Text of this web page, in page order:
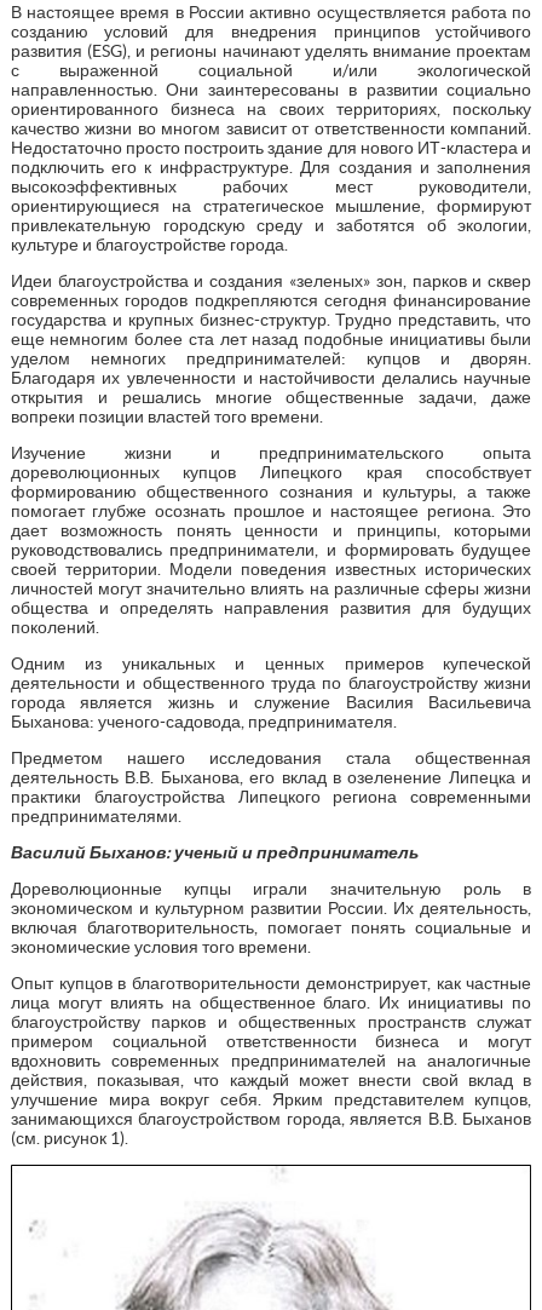
В настоящее время в России активно осуществляется работа по
созданию условий для внедрения принципов устойчивого
развития (ESG), и регионы начинают уделять внимание проектам
с выраженной социальной и/или экологической
направленностью. Они заинтересованы в развитии социально
ориентированного бизнеса на своих территориях, поскольку
качество жизни во многом зависит от ответственности компаний.
Недостаточно просто построить здание для нового ИТ-кластера и
подключить его к инфраструктуре. Для создания и заполнения
высокоэффективных рабочих мест руководители,
ориентирующиеся на стратегическое мышление, формируют
привлекательную городскую среду и заботятся об экологии,
культуре и благоустройстве города.
Идеи благоустройства и создания «зеленых» зон, парков и сквер
современных городов подкрепляются сегодня финансирование
государства и крупных бизнес-структур. Трудно представить, что
еще немногим более ста лет назад подобные инициативы были
уделом немногих предпринимателей: купцов и дворян.
Благодаря их увлеченности и настойчивости делались научные
открытия и решались многие общественные задачи, даже
вопреки позиции властей того времени.
Изучение жизни и предпринимательского опыта
дореволюционных купцов Липецкого края способствует
формированию общественного сознания и культуры, а также
помогает глубже осознать прошлое и настоящее региона. Это
дает возможность понять ценности и принципы, которыми
руководствовались предприниматели, и формировать будущее
своей территории. Модели поведения известных исторических
личностей могут значительно влиять на различные сферы жизни
общества и определять направления развития для будущих
поколений.
Одним из уникальных и ценных примеров купеческой
деятельности и общественного труда по благоустройству жизни
города является жизнь и служение Василия Васильевича
Быханова: ученого-садовода, предпринимателя.
Предметом нашего исследования стала общественная
деятельность В.В. Быханова, его вклад в озеленение Липецка и
практики благоустройства Липецкого региона современными
предпринимателями.
Василий Быханов: ученый и предприниматель
Дореволюционные купцы играли значительную роль в
экономическом и культурном развитии России. Их деятельность,
включая благотворительность, помогает понять социальные и
экономические условия того времени.
Опыт купцов в благотворительности демонстрирует, как частные
лица могут влиять на общественное благо. Их инициативы по
благоустройству парков и общественных пространств служат
примером социальной ответственности бизнеса и могут
вдохновить современных предпринимателей на аналогичные
действия, показывая, что каждый может внести свой вклад в
улучшение мира вокруг себя. Ярким представителем купцов,
занимающихся благоустройством города, является В.В. Быханов
(см. рисунок 1).